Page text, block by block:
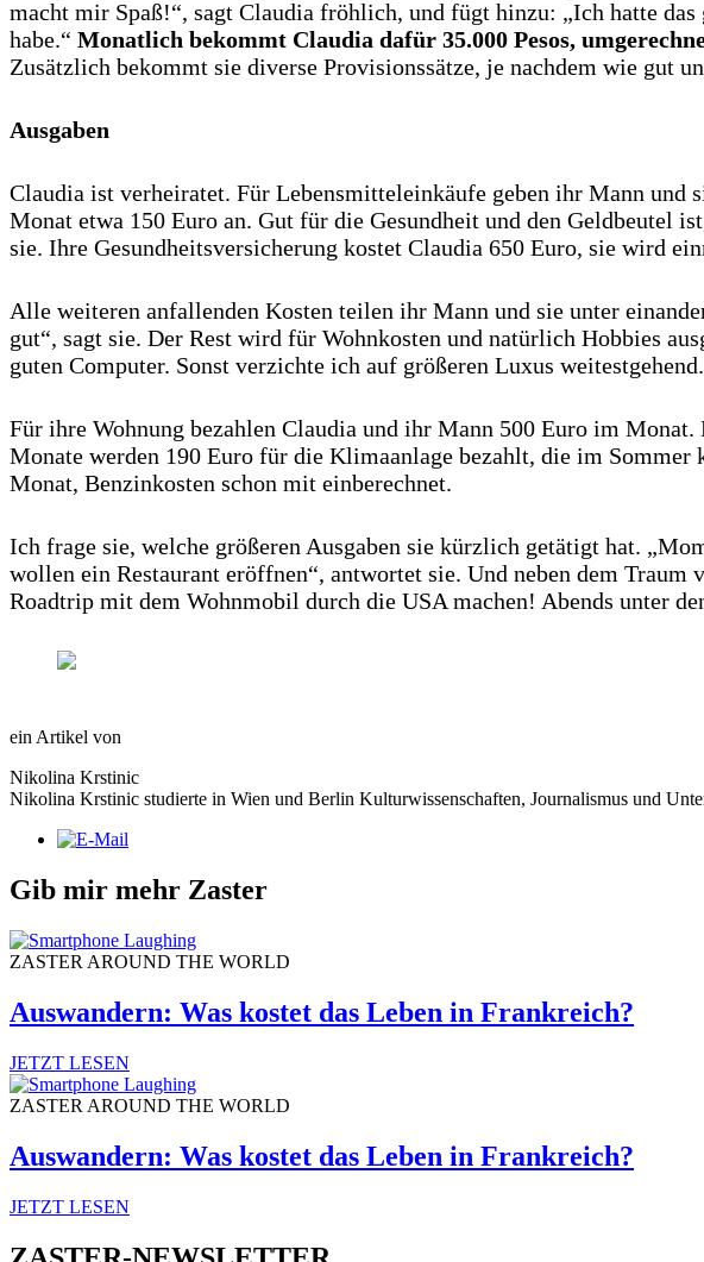
macht mir Spaß!“, sagt Claudia fröhlich, und fügt hinzu: „Ich hatte
habe.“ Monatlich bekommt Claudia dafür 35.000 Pesos,
Zusätzlich bekommt sie diverse Provisionssätze, je nachdem wie gut
Ausgaben
Claudia ist verheiratet. Für Lebensmitteleinkäufe geben ihr Mann und
Monat etwa 150 Euro an. Gut für die Gesundheit und den Geldbeutel
sie. Ihre Gesundheitsversicherung kostet Claudia 650 Euro, sie wird
Alle weiteren anfallenden Kosten teilen ihr Mann und sie unter
gut“, sagt sie. Der Rest wird für Wohnkosten und natürlich Hobbies
guten Computer. Sonst verzichte ich auf größeren Luxus
Für ihre Wohnung bezahlen Claudia und ihr Mann 500 Euro im
Monate werden 190 Euro für die Klimaanlage bezahlt, die im
Monat, Benzinkosten schon mit einberechnet.
Ich frage sie, welche größeren Ausgaben sie kürzlich getätigt hat.
wollen ein Restaurant eröffnen“, antwortet sie. Und neben dem
Roadtrip mit dem Wohnmobil durch die USA machen! Abends unter
ein Artikel von
Nikolina Krstinic
Nikolina Krstinic studierte in Wien und Berlin Kulturwissenschaften, Journalismus und
Gib mir mehr Zaster
ZASTER AROUND THE WORLD
Auswandern: Was kostet das Leben in Frankreich?
JETZT LESEN
ZASTER AROUND THE WORLD
Auswandern: Was kostet das Leben in Frankreich?
JETZT LESEN